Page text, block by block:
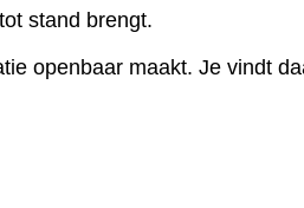
stand brengt.
openbaar maakt. Je vindt